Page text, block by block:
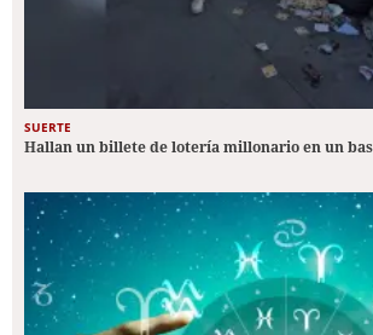
SUERTE
Hallan un billete de lotería millonario en un